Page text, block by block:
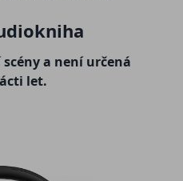
a není určená
let.